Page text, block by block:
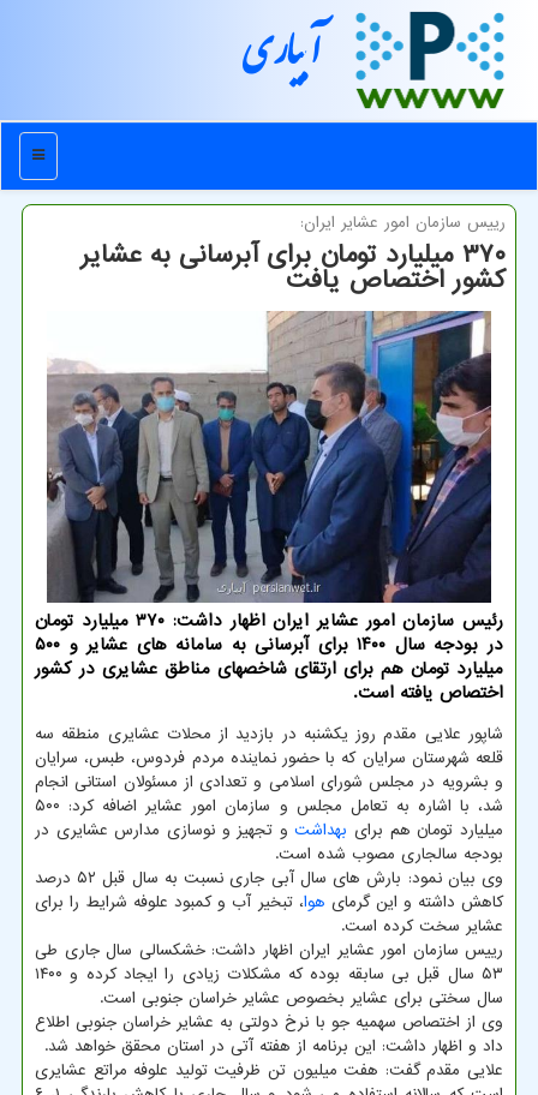
آبیاری
منو
رییس سازمان امور عشایر ایران:
۳۷۰ میلیارد تومان برای آبرسانی به عشایر
كشور اختصاص یافت
رئیس سازمان امور عشایر ایران اظهار داشت: ۳۷۰ میلیارد تومان
در بودجه سال ۱۴۰۰ برای آبرسانی به سامانه های عشایر و ۵۰۰
میلیارد تومان هم برای ارتقای شاخصهای مناطق عشایری در کشور
اختصاص یافته است.
شاپور علایی مقدم روز یکشنبه در بازدید از محلات عشایری منطقه سه
قلعه شهرستان سرایان که با حضور نماینده مردم فردوس، طبس، سرایان
و بشرویه در مجلس شورای اسلامی و تعدادی از مسئولان استانی انجام
شد، با اشاره به تعامل مجلس و سازمان امور عشایر اضافه کرد: ۵۰۰
میلیارد تومان هم برای بهداشتو تجهیز و نوسازی مدارس عشایری در
بودجه سالجاری مصوب شده است.
وی بیان نمود: بارش های سال آبی جاری نسبت به سال قبل ۵۲ درصد
کاهش داشته و این گرمای هوا، تبخیر آب و کمبود علوفه شرایط را برای
عشایر سخت کرده است.
رییس سازمان امور عشایر ایران اظهار داشت: خشکسالی سال جاری طی
۵۳ سال قبل بی سابقه بوده که مشکلات زیادی را ایجاد کرده و ۱۴۰۰
سال سختی برای عشایر بخصوص عشایر خراسان جنوبی است.
وی از اختصاص سهمیه جو با نرخ دولتی به عشایر خراسان جنوبی اطلاع
داد و اظهار داشت: این برنامه از هفته آتی در استان محقق خواهد شد.
علایی مقدم گفت: هفت میلیون تن ظرفیت تولید علوفه مراتع عشایری